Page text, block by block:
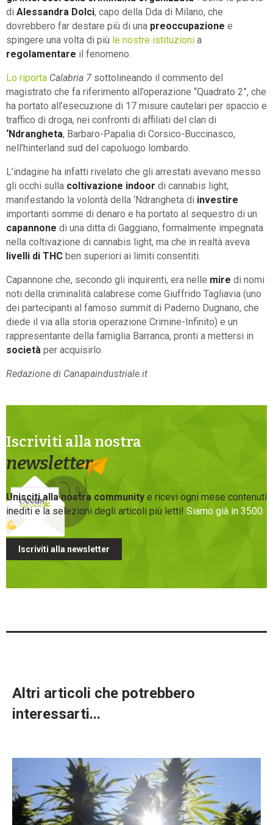
di Alessandra Dolci, capo della Dda di Milano, che
dovrebbero far destare più di una preoccupazione e
spingere una volta di più le nostre istituzioni a
regolamentare il fenomeno.
Lo riporta Calabria 7 sottolineando il commento del
magistrato che fa riferimento all’operazione “Quadrato 2”, che
ha portato all’esecuzione di 17 misure cautelari per spaccio e
traffico di droga, nei confronti di affiliati del clan di
‘Ndrangheta, Barbaro-Papalia di Corsico-Buccinasco,
nell’hinterland sud del capoluogo lombardo.
L’indagine ha infatti rivelato che gli arrestati avevano messo
gli occhi sulla coltivazione indoor di cannabis light,
manifestando la volontà della ‘Ndrangheta di investire
importanti somme di denaro e ha portato al sequestro di un
capannone di una ditta di Gaggiano, formalmente impegnata
nella coltivazione di cannabis light, ma che in realtà aveva
livelli di THC ben superiori ai limiti consentiti.
Capannone che, secondo gli inquirenti, era nelle mire di nomi
noti della criminalità calabrese come Giuffrido Tagliavia (uno
dei partecipanti al famoso summit di Paderno Dugnano, che
diede il via alla storia operazione Crimine-Infinito) e un
rappresentante della famiglia Barranca, pronti a mettersi in
società per acquisirlo.
Redazione di Canapaindustriale.it
Iscriviti alla nostra
newsletter
Unisciti alla nostra community e ricevi ogni mese contenuti
inediti e la selezioni degli articoli più letti! Siamo già in 3500
Iscriviti alla newsletter
Altri articoli che potrebbero
interessarti...